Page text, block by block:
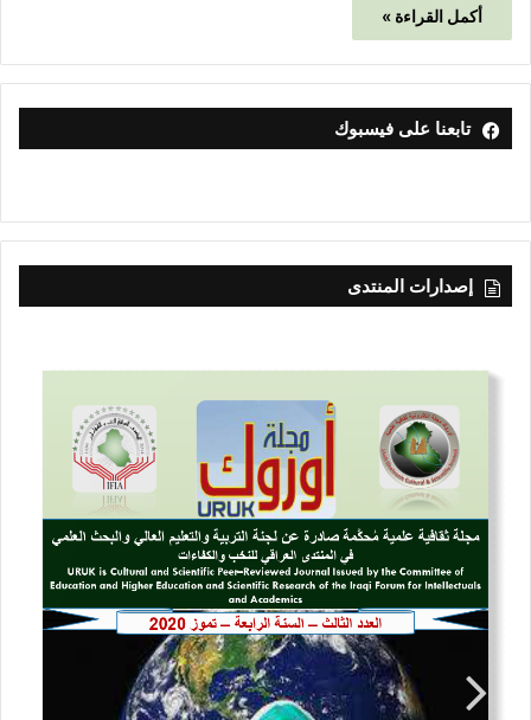
أكمل القراءة »
تابعنا على فيسبوك
إصدارات المنتدى